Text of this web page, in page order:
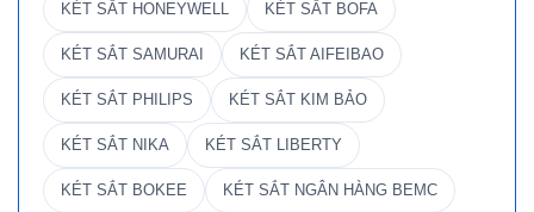
KÉT SẮT HONEYWELL KÉT SẮT BOFA
KÉT SẮT SAMURAI KÉT SẮT AIFEIBAO
KÉT SẮT PHILIPS KÉT SẮT KIM BẢO
KÉT SẮT NIKA KÉT SẮT LIBERTY
KÉT SẮT BOKEE KÉT SẮT NGÂN HÀNG BEMC